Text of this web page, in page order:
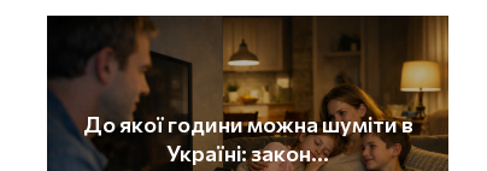
До якої години можна шуміти в
Україні: закон...